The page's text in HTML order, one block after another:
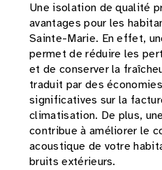
Une isolation de qualité
avantages pour les
Sainte-Marie. En effet,
permet de réduire les
et de conserver la
traduit par des
significatives sur la
climatisation. De plus,
contribue à améliorer le
acoustique de votre
bruits extérieurs.